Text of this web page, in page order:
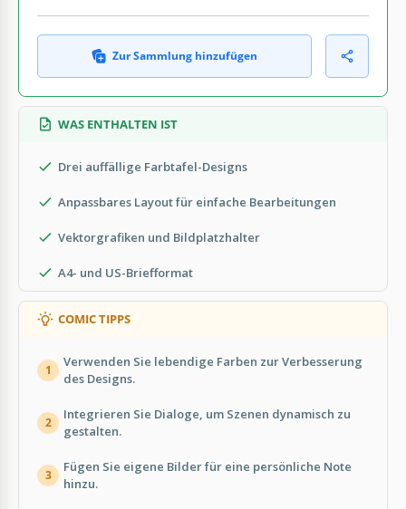
Zur Sammlung hinzufügen
WAS ENTHALTEN IST
Drei auffällige Farbtafel-Designs
Anpassbares Layout für einfache Bearbeitungen
Vektorgrafiken und Bildplatzhalter
A4- und US-Briefformat
COMIC TIPPS
1
Verwenden Sie lebendige Farben zur Verbesserung
des Designs.
2
Integrieren Sie Dialoge, um Szenen dynamisch zu
gestalten.
3
Fügen Sie eigene Bilder für eine persönliche Note
hinzu.